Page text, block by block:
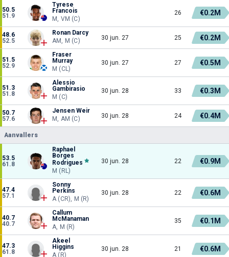
50.5
51.9
Tyrese
Francois
M, VM (C)
26 €0.2M
48.6
52.5
Ronan Darcy
AM, M (C)
30 jun. 27 25 €0.2M
51.5
52.9
Fraser
Murray
M (CL)
30 jun. 27 27 €0.5M
51.3
51.8
Alessio
Gambirasio
M (C)
30 jun. 28 33 €0.3M
50.7
57.6
Jensen Weir
M, AM (C)
30 jun. 28 24 €0.4M
Aanvallers
53.5
61.8
Raphael
Borges
Rodrigues
M (RL)
30 jun. 28 22 €0.9M
47.4
57.1
Sonny
Perkins
A (CR), M (R)
30 jun. 28 22 €0.6M
40.7
40.7
Callum
McManaman
A, M (R)
35 €0.1M
47.3
61.8
Akeel
Higgins
A (R)
30 jun. 28 21 €0.6M